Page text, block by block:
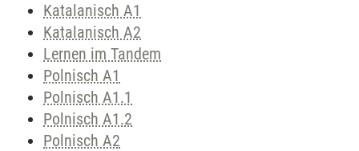
Katalanisch A1
Katalanisch A2
Lernen im Tandem
Polnisch A1
Polnisch A1.1
Polnisch A1.2
Polnisch A2